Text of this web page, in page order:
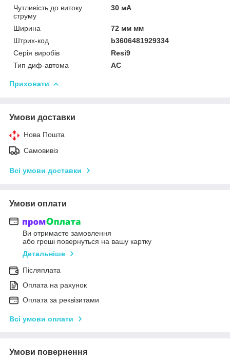
Чутливість до витоку
струму
30 мА
Ширина
72 мм мм
Штрих-код
b3606481929334
Серія виробів
Resi9
Тип диф-автома
AC
Приховати
Умови доставки
Нова Пошта
Самовивіз
Всі умови доставки
Умови оплати
Ви отримаєте замовлення
або гроші повернуться на вашу картку
Детальніше
Післяплата
Оплата на рахунок
Оплата за реквізитами
Всі умови оплати
Умови повернення